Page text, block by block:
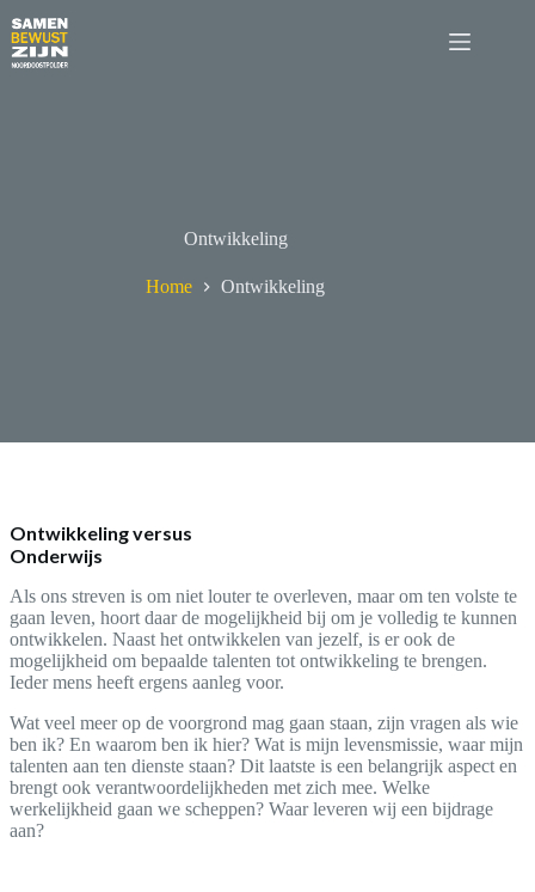
naar
de
inhoud
Ontwikkeling
Home Ontwikkeling
Ontwikkeling versus
Onderwijs
Als ons streven is om niet louter te overleven, maar om ten volste te
gaan leven, hoort daar de mogelijkheid bij om je volledig te kunnen
ontwikkelen. Naast het ontwikkelen van jezelf, is er ook de
mogelijkheid om bepaalde talenten tot ontwikkeling te brengen.
Ieder mens heeft ergens aanleg voor.
Wat veel meer op de voorgrond mag gaan staan, zijn vragen als wie
ben ik? En waarom ben ik hier? Wat is mijn levensmissie, waar mijn
talenten aan ten dienste staan? Dit laatste is een belangrijk aspect en
brengt ook verantwoordelijkheden met zich mee. Welke
werkelijkheid gaan we scheppen? Waar leveren wij een bijdrage
aan?